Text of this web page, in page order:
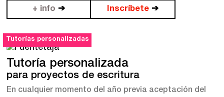
+ info ➔ Inscríbete ➔
Tutorías personalizadas
Tutoría personalizada
para proyectos de escritura
En cualquier momento del año previa aceptación del